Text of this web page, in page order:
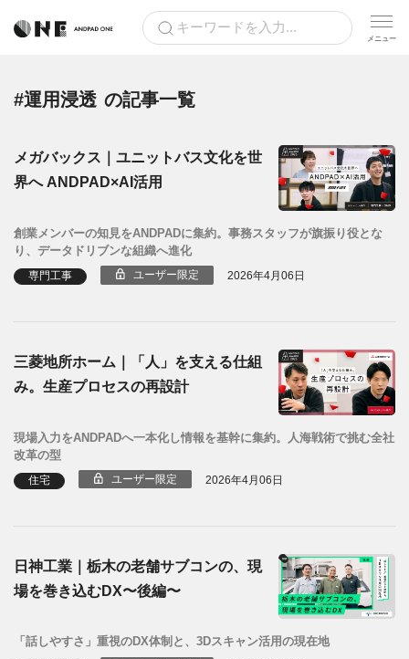
#運用浸透 の記事一覧
メガバックス｜ユニットバス文化を世
界へ ANDPAD×AI活用
創業メンバーの知見をANDPADに集約。事務スタッフが旗振り役とな
り、データドリブンな組織へ進化
専門工事 ユーザー限定 2026年4月06日
三菱地所ホーム｜「人」を支える仕組
み。生産プロセスの再設計
現場入力をANDPADへ一本化し情報を基幹に集約。人海戦術で挑む全社
改革の型
住宅 ユーザー限定 2026年4月06日
日神工業｜栃木の老舗サブコンの、現
場を巻き込むDX〜後編〜
「話しやすさ」重視のDX体制と、3Dスキャン活用の現在地